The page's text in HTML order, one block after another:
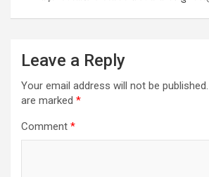
Leave a Reply
Your email address will not be published.
are marked *
Comment *